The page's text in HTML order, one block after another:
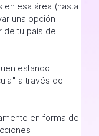
esa área (hasta
una opción
de tu país de
estando
a través de
en forma de